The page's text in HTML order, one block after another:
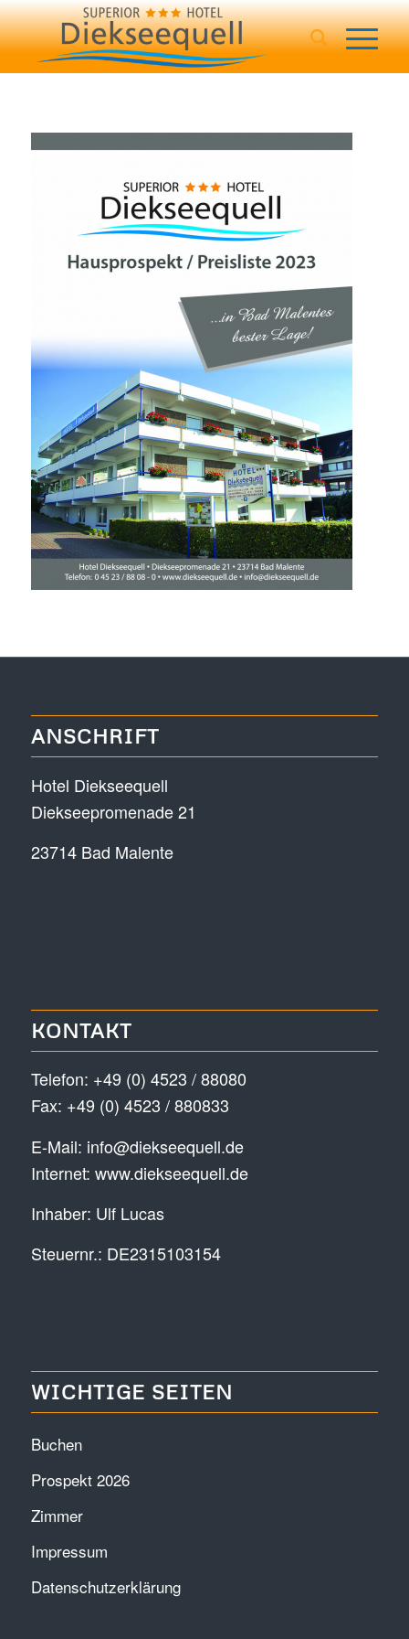
ANSCHRIFT
Hotel Diekseequell
Diekseepromenade 21
23714 Bad Malente
KONTAKT
Telefon: +49 (0) 4523 / 88080
Fax: +49 (0) 4523 / 880833
E-Mail: info@diekseequell.de
Internet: www.diekseequell.de
Inhaber: Ulf Lucas
Steuernr.: DE2315103154
WICHTIGE SEITEN
Buchen
Prospekt 2026
Zimmer
Impressum
Datenschutzerklärung